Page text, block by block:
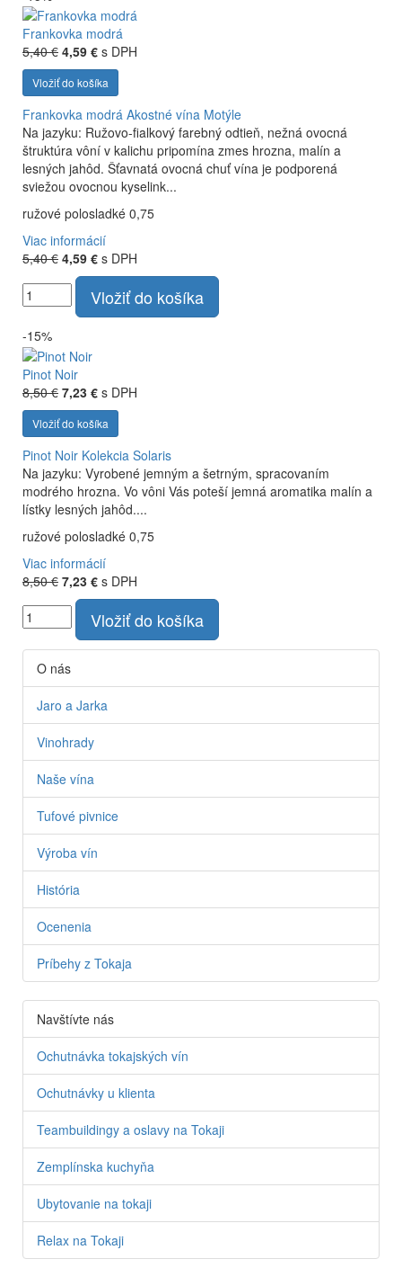
Frankovka modrá
5,40 € 4,59 € s DPH
Vložiť do košíka
Frankovka modrá Akostné vína Motýle
Na jazyku: Ružovo-fialkový farebný odtieň, nežná ovocná
štruktúra vôní v kalichu pripomína zmes hrozna, malín a
lesných jahôd. Šťavnatá ovocná chuť vína je podporená
sviežou ovocnou kyselink...
ružové polosladké 0,75
Viac informácií
5,40 € 4,59 € s DPH
Vložiť do košíka
-15%
Pinot Noir
8,50 € 7,23 € s DPH
Vložiť do košíka
Pinot Noir Kolekcia Solaris
Na jazyku: Vyrobené jemným a šetrným, spracovaním
modrého hrozna. Vo vôni Vás poteší jemná aromatika malín a
lístky lesných jahôd....
ružové polosladké 0,75
Viac informácií
8,50 € 7,23 € s DPH
Vložiť do košíka
O nás
Jaro a Jarka
Vinohrady
Naše vína
Tufové pivnice
Výroba vín
História
Ocenenia
Príbehy z Tokaja
Navštívte nás
Ochutnávka tokajských vín
Ochutnávky u klienta
Teambuildingy a oslavy na Tokaji
Zemplínska kuchyňa
Ubytovanie na tokaji
Relax na Tokaji